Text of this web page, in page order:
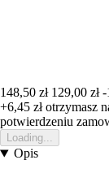
148,50 zł 129,00 zł -
+6,45 złotrzymasz
potwierdzeniu
Loading...
Opis